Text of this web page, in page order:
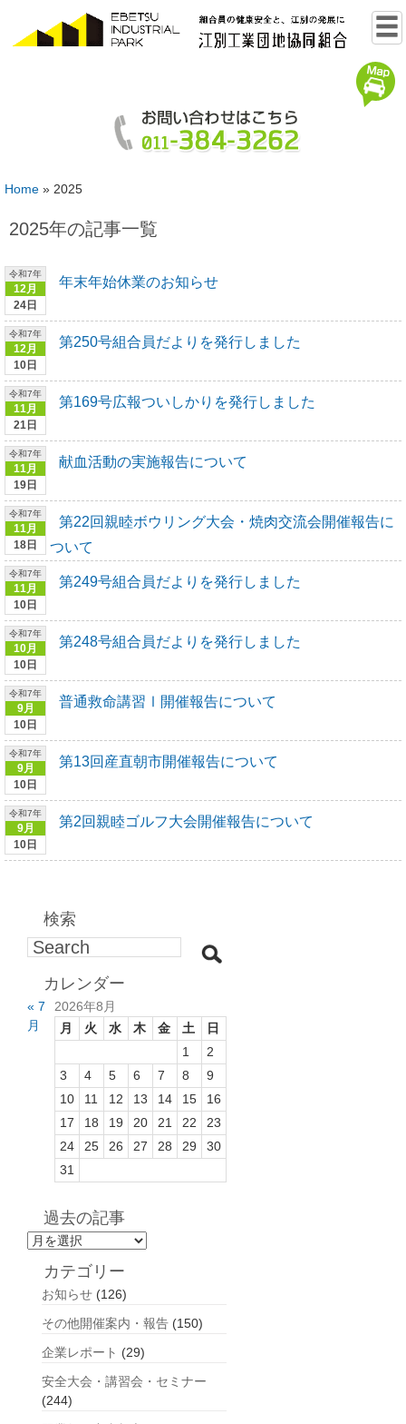
Home » 2025
2025年の記事一覧
令和7年
12月
24日
年末年始休業のお知らせ
令和7年
12月
10日
第250号組合員だよりを発行しました
令和7年
11月
21日
第169号広報ついしかりを発行しました
令和7年
11月
19日
献血活動の実施報告について
令和7年
11月
18日
第22回親睦ボウリング大会・焼肉交流会開催報告に
ついて
令和7年
11月
10日
第249号組合員だよりを発行しました
令和7年
10月
10日
第248号組合員だよりを発行しました
令和7年
9月
10日
普通救命講習Ⅰ開催報告について
令和7年
9月
10日
第13回産直朝市開催報告について
令和7年
9月
10日
第2回親睦ゴルフ大会開催報告について
検索
カレンダー
2026年8月
月
火 水 木 金 土
日
1
2
3
4 5 6 7 8
9
10
11 12 13 14 15
16
17
18 19 20 21 22
23
24
25 26 27 28 29
30
31
« 7
月
過去の記事
過
カテゴリー
お知らせ (126)
その他開催案内・報告 (150)
企業レポート (29)
安全大会・講習会・セミナー
(244)